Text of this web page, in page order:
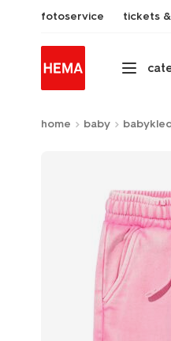
fotoservice tickets
home baby